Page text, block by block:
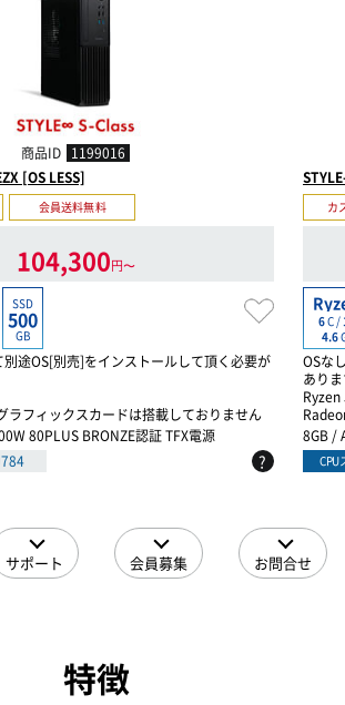
商品ID 1199016
[OS LESS]
会員送料無料
104,300円〜
SSD
500
GB
途OS[別売]をインストールして頂く必要が
フィックスカードは搭載しておりません
80PLUS BRONZE認証 TFX電源
?
カ
6C /
4.6
OSな
あり
Ryzen
8GB /
CPU
サポート 会員募集 お問合せ
特徴